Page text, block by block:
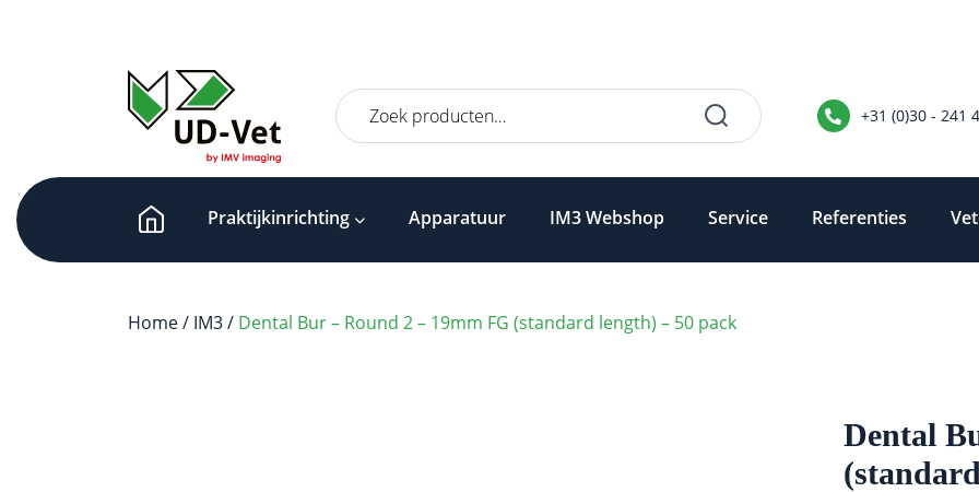
Zoeken
naar:
+31 (0)30 - 241
Praktijkinrichting Apparatuur IM3 Webshop Service Referenties
Home/ IM3/ Dental Bur – Round 2 – 19mm FG (standard length) – 50 pack
Dental